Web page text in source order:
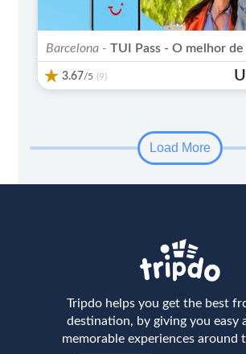
Imperdível
Barcelona - TUI Pass - O melhor
3.67/5 (9)
Load More
Tripdo helps you get the best
destination, by giving you easy
memorable experiences around